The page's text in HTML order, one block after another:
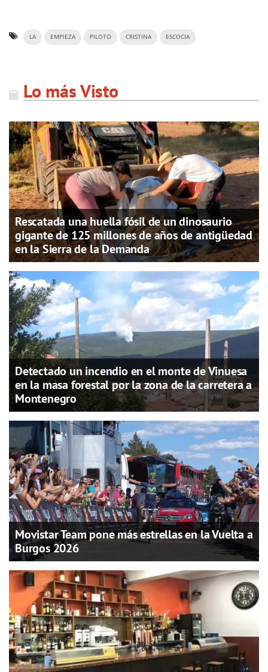
LA EMPIEZA PILOTO CRISTINA ESCOCIA
Lo más Visto
Rescatada una huella fósil de un dinosaurio
gigante de 125 millones de años de antigüedad
en la Sierra de la Demanda
Detectado un incendio en el monte de Vinuesa
en la masa forestal por la zona de la carretera a
Montenegro
Movistar Team pone más estrellas en la Vuelta a
Burgos 2026